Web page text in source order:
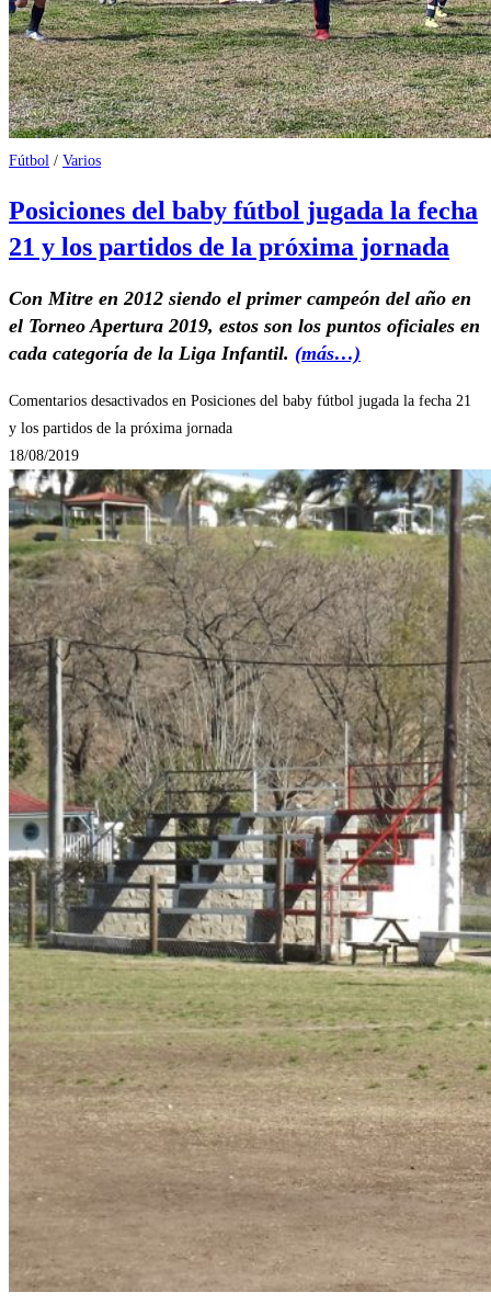
Fútbol / Varios
Posiciones del baby fútbol jugada la fecha
21 y los partidos de la próxima jornada
Con Mitre en 2012 siendo el primer campeón del año en
el Torneo Apertura 2019, estos son los puntos oficiales en
cada categoría de la Liga Infantil. (más…)
Comentarios desactivados en Posiciones del baby fútbol jugada la fecha 21
y los partidos de la próxima jornada
18/08/2019